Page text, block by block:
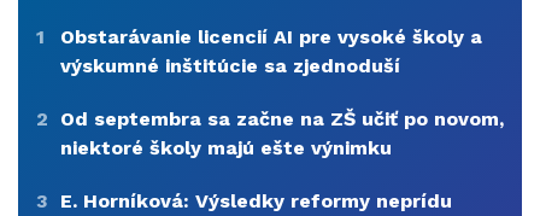
1
Obstarávanie licencií AI pre vysoké školy a
výskumné inštitúcie sa zjednoduší
2
Od septembra sa začne na ZŠ učiť po novom,
niektoré školy majú ešte výnimku
3
E. Horníková: Výsledky reformy neprídu